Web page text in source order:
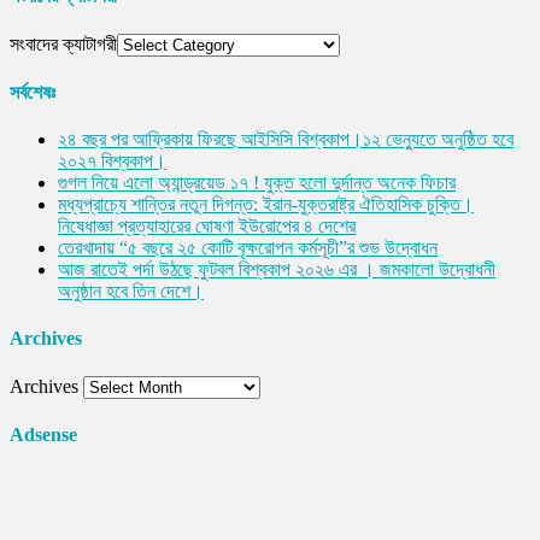
সংবাদের ক্যাটাগরী
সর্বশেষঃ
২৪ বছর পর আফ্রিকায় ফিরছে আইসিসি বিশ্বকাপ।১২ ভেন্যুতে অনুষ্ঠিত হবে
২০২৭ বিশ্বকাপ।
গুগল নিয়ে এলো অ্যান্ড্রয়েড ১৭ ! যুক্ত হলো দুর্দান্ত অনেক ফিচার
মধ্যপ্রাচ্যে শান্তির নতুন দিগন্ত: ইরান-যুক্তরাষ্ট্র ঐতিহাসিক চুক্তি।
নিষেধাজ্ঞা প্রত্যাহারের ঘোষণা ইউরোপের ৪ দেশের
তেরখাদায় “৫ বছরে ২৫ কোটি বৃক্ষরোপন কর্মসূচী”র শুভ উদ্বোধন
আজ রাতেই পর্দা উঠছে ফুটবল বিশ্বকাপ ২০২৬ এর । জমকালো উদ্বোধনী
অনুষ্ঠান হবে তিন দেশে।
Archives
Archives
Adsense